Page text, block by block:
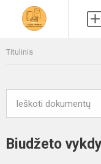
Titulinis
Biudžeto